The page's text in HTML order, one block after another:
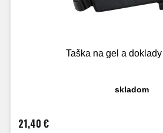
Taška na gel a
skladom
21,40 €